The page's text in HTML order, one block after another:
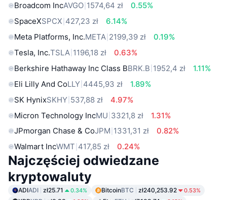
Broadcom IncAVGO 1574,64 zł
0.55%
SpaceXSPCX 427,23 zł
6.14%
Meta Platforms, Inc.META 2199,39 zł
0.19%
Tesla, Inc.TSLA 1196,18 zł
0.63%
Berkshire Hathaway Inc Class BBRK.B 1952,4 zł
1.11%
Eli Lilly And CoLLY 4445,93 zł
1.89%
SK HynixSKHY 537,88 zł
4.97%
Micron Technology IncMU 3321,8 zł
1.31%
JPmorgan Chase & CoJPM 1331,31 zł
0.82%
Walmart IncWMT 417,85 zł 0.24%
Najczęściej odwiedzane
kryptowaluty
ADIADI zł25.71 0.34% BitcoinBTC zł240,253.92 0.53%